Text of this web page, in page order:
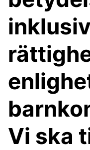
Vi ska